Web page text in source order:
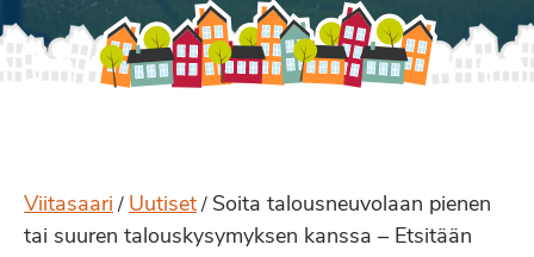
Viitasaari / Uutiset / Soita talousneuvolaan pienen
tai suuren talouskysymyksen kanssa – Etsitään